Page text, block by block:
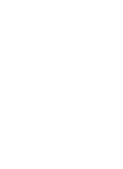
Gráficos en